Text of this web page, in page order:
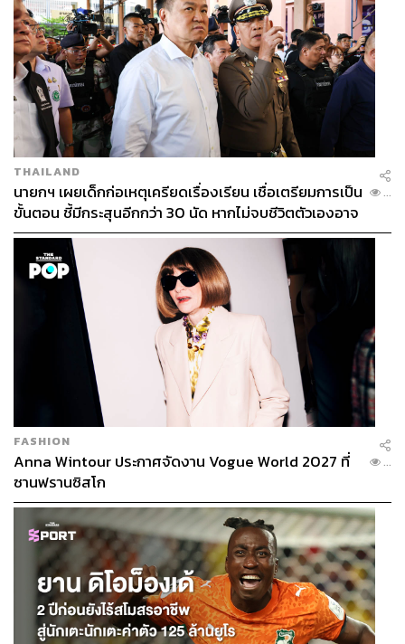
THAILAND
นายกฯ เผยเด็กก่อเหตุเครียดเรื่องเรียน เชื่อเตรียมการเป็น
ขั้นตอน ชี้มีกระสุนอีกกว่า 30 นัด หากไม่จบชีวิตตัวเองอาจ
สูญเสียเพิ่ม
...
FASHION
Anna Wintour ประกาศจัดงาน Vogue World 2027 ที่
ซานฟรานซิสโก
...